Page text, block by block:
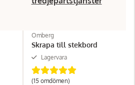
Omberg
Skrapa till stekbord
Lagervara
(15 omdömen)